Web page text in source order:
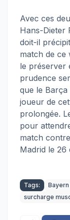
Avec ces
Hans-Dieter
doit-il
match de ce
le préserver
prudence
que le
joueur de
prolongée.
pour
match
Madrid le 26
Tags: Bayern
surcharge